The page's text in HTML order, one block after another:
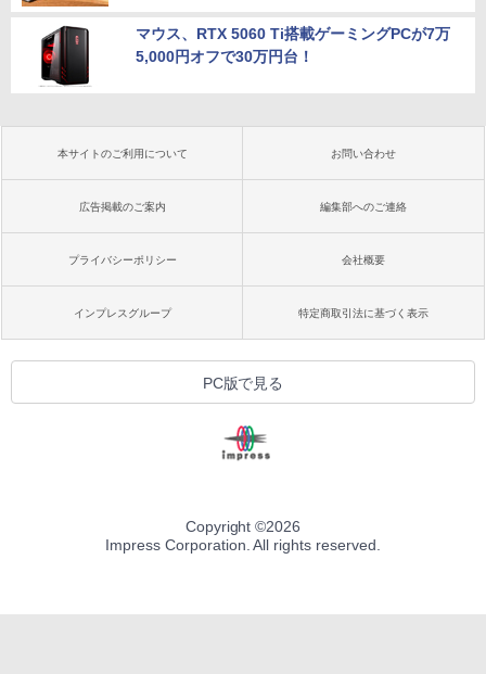
マウス、RTX 5060 Ti搭載ゲーミングPCが7万
5,000円オフで30万円台！
本サイトのご利用について お問い合わせ
広告掲載のご案内 編集部へのご連絡
プライバシーポリシー 会社概要
インプレスグループ 特定商取引法に基づく表示
PC版で見る
Copyright ©2026
Impress Corporation. All rights reserved.